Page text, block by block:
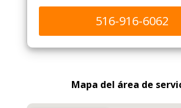
516-916-6062
Mapa del área de